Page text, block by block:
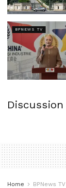
BPNEWS TV
Home BPNews TV